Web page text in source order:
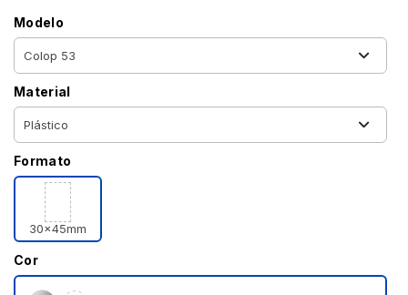
Modelo
Material
Formato
30x45mm
Cor